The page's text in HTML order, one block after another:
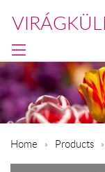
Home Products